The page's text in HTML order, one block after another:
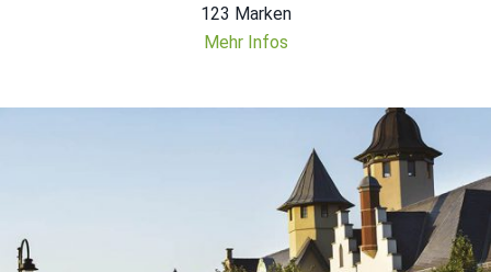
123 Marken
Mehr Infos